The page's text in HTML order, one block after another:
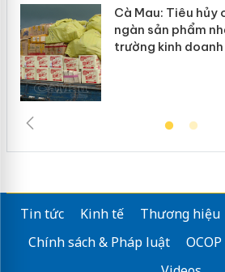
Cà Mau: Tiêu hủy
ngàn sản phẩm
trường kinh doanh
Tin tức Kinh tế Thương hiệu
Chính sách & Pháp luật
OCOP